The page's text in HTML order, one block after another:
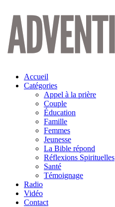
Aller
contenu
Accueil
Catégories
Appel à la prière
Couple
Éducation
Famille
Femmes
Jeunesse
La Bible répond
Réflexions Spirituelles
Santé
Témoignage
Radio
Vidéo
Contact